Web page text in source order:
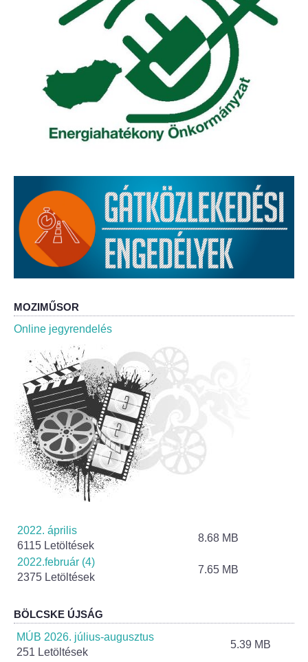
ÖNKORMÁNYZAT
Képviselő-testület
Képviselő-testületi ülések
Bizottságok
Bizottsági ülések
A helyi választási bizottság
A helyi választási bizottság határozatai
Roma Nemzetiségi Önkormányzat
Roma Nemzetiségi Önkormányzat ülések
Rendeletek
Polgármesteri normatív határozatok
Önkormányzati támogatások
Szabályzatok
Pályázatok
Szerződések
Helyi Esélyegyenlőség Program
Alapítványok
MOZIMŰSOR
Online jegyrendelés
2022. április
6115 Letöltések
8.68 MB
2022.február (4)
2375 Letöltések
7.65 MB
BÖLCSKE ÚJSÁG
MÚB 2026. július-augusztus
251 Letöltések
5.39 MB